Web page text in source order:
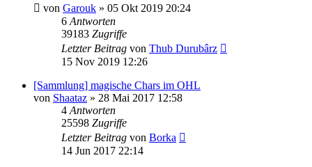
von Garouk » 05 Okt 2019 20:24
6 Antworten
39183 Zugriffe
Letzter Beitrag von Thub Durubârz
15 Nov 2019 12:26
[Sammlung] magische Chars im OHL
von Shaataz » 28 Mai 2017 12:58
4 Antworten
25598 Zugriffe
Letzter Beitrag von Borka
14 Jun 2017 22:14